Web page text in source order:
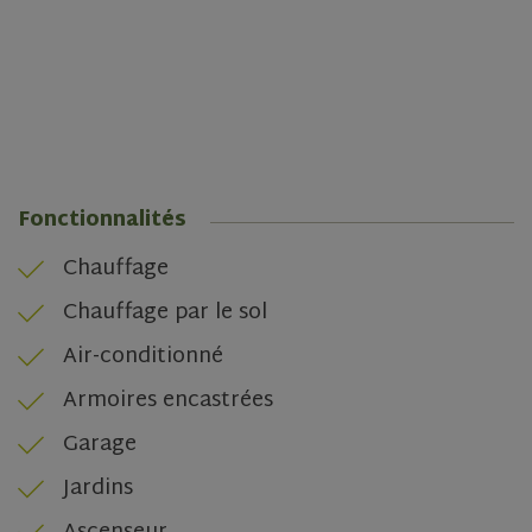
Fonctionnalités
Chauffage
Chauffage par le sol
Air-conditionné
Armoires encastrées
Garage
Jardins
VISITOR_PRIVACY_METADATA